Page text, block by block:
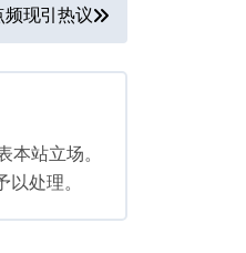
现引热议
站立场。
处理。